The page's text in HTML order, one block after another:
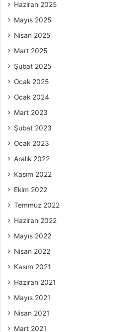
Haziran 2025
Mayıs 2025
Nisan 2025
Mart 2025
Şubat 2025
Ocak 2025
Ocak 2024
Mart 2023
Şubat 2023
Ocak 2023
Aralık 2022
Kasım 2022
Ekim 2022
Temmuz 2022
Haziran 2022
Mayıs 2022
Nisan 2022
Kasım 2021
Haziran 2021
Mayıs 2021
Nisan 2021
Mart 2021